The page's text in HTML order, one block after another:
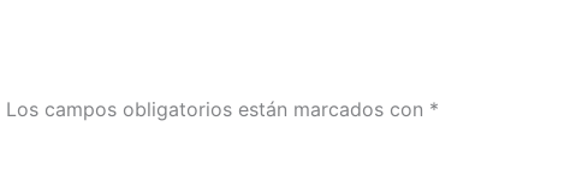
Los campos obligatorios están marcados con *